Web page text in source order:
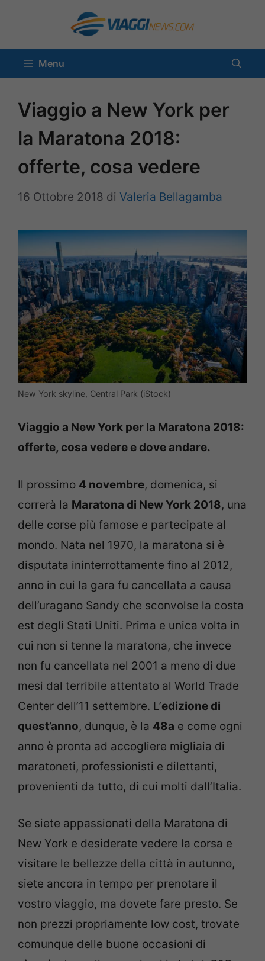
contenuto
Menu
Viaggio a New York per
la Maratona 2018:
offerte, cosa vedere
16 Ottobre 2018 di Valeria Bellagamba
New York skyline, Central Park (iStock)
Viaggio a New York per la Maratona 2018:
offerte, cosa vedere e dove andare.
Il prossimo 4 novembre, domenica, si
correrà la Maratona di New York 2018, una
delle corse più famose e partecipate al
mondo. Nata nel 1970, la maratona si è
disputata ininterrottamente fino al 2012,
anno in cui la gara fu cancellata a causa
dell’uragano Sandy che sconvolse la costa
est degli Stati Uniti. Prima e unica volta in
cui non si tenne la maratona, che invece
non fu cancellata nel 2001 a meno di due
mesi dal terribile attentato al World Trade
Center dell’11 settembre. L’edizione di
quest’anno, dunque, è la 48a e come ogni
anno è pronta ad accogliere migliaia di
maratoneti, professionisti e dilettanti,
provenienti da tutto, di cui molti dall’Italia.
Se siete appassionati della Maratona di
New York e desiderate vedere la corsa e
visitare le bellezze della città in autunno,
siete ancora in tempo per prenotare il
vostro viaggio, ma dovete fare presto. Se
non prezzi propriamente low cost, trovate
comunque delle buone occasioni di